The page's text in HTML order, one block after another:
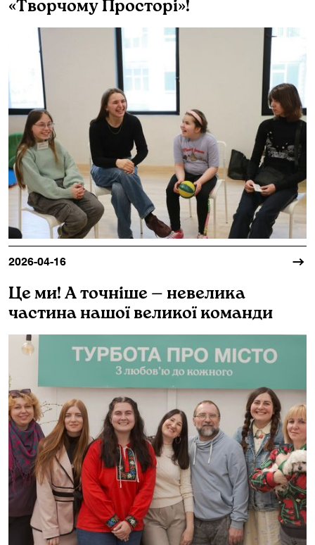
«Творчому Просторі»!
2026-04-16
Це ми! А точніше — невелика
частина нашої великої команди